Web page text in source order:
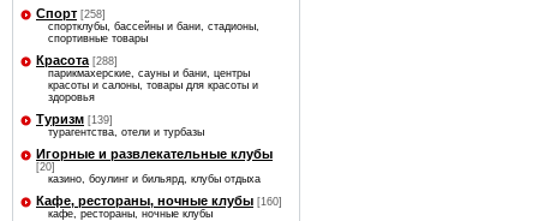
Спорт [258]
спортклубы, бассейны и бани, стадионы,
спортивные товары
Красота [288]
парикмахерские, сауны и бани, центры
красоты и салоны, товары для красоты и
здоровья
Туризм [139]
турагентства, отели и турбазы
Игорные и развлекательные клубы
[20]
казино, боулинг и бильярд, клубы отдыха
Кафе, рестораны, ночные клубы [160]
кафе, рестораны, ночные клубы